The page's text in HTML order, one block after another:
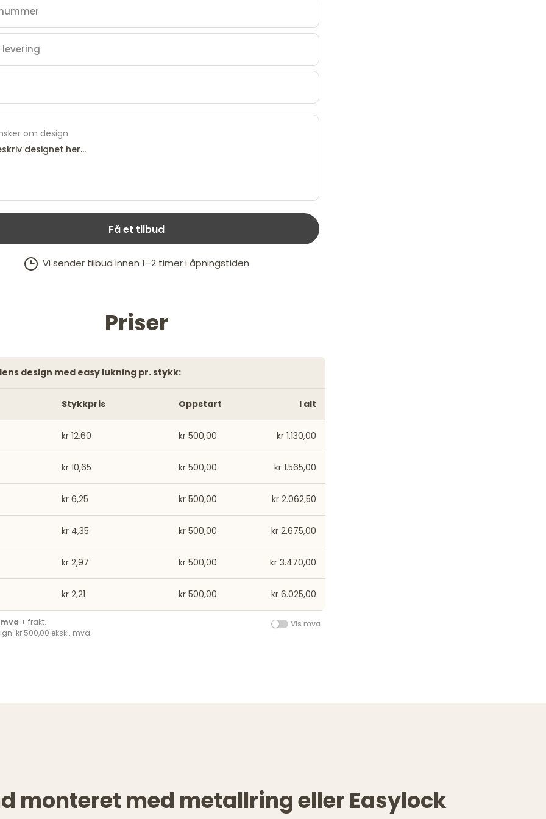
om design
Få et tilbud
Vi sender tilbud innen 1–2 timer i åpningstiden
Priser
design med easy lukning pr. stykk:
Stykkpris Oppstart I alt
kr 12,60 kr 500,00 kr 1.130,00
kr 10,65 kr 500,00 kr 1.565,00
kr 6,25 kr 500,00 kr 2.062,50
kr 4,35 kr 500,00 kr 2.675,00
kr 2,97 kr 500,00 kr 3.470,00
kr 2,21 kr 500,00 kr 6.025,00
+ frakt.
kr 500,00 ekskl. mva.
Vis mva.
monteret med metallring eller Easylock